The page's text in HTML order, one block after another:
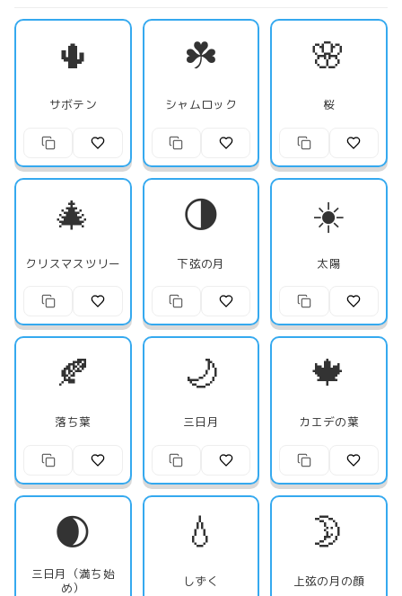
🌵
サボテン
☘️
シャムロック
🌸
桜
🎄
クリスマスツリー
🌗
下弦の月
☀️
太陽
🍂
落ち葉
🌙
三日月
🍁
カエデの葉
🌒
三日月（満ち始
め）
💧
しずく
🌛
上弦の月の顔